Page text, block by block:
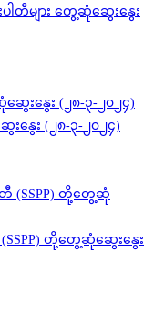
ါတီများ တွေ့ဆုံဆွေးနွေး
းနွေး (၂၈-၃-၂၀၂၄)
တို့တွေ့ဆုံဆွေးနွေး